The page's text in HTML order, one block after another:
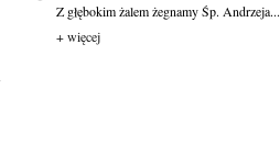
Z głębokim żalem żegnamy Śp. Andrzeja...
+ więcej